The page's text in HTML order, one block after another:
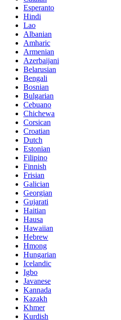
Esperanto
Hindi
Lao
Albanian
Amharic
Armenian
Azerbaijani
Belarusian
Bengali
Bosnian
Bulgarian
Cebuano
Chichewa
Corsican
Croatian
Dutch
Estonian
Filipino
Finnish
Frisian
Galician
Georgian
Gujarati
Haitian
Hausa
Hawaiian
Hebrew
Hmong
Hungarian
Icelandic
Igbo
Javanese
Kannada
Kazakh
Khmer
Kurdish